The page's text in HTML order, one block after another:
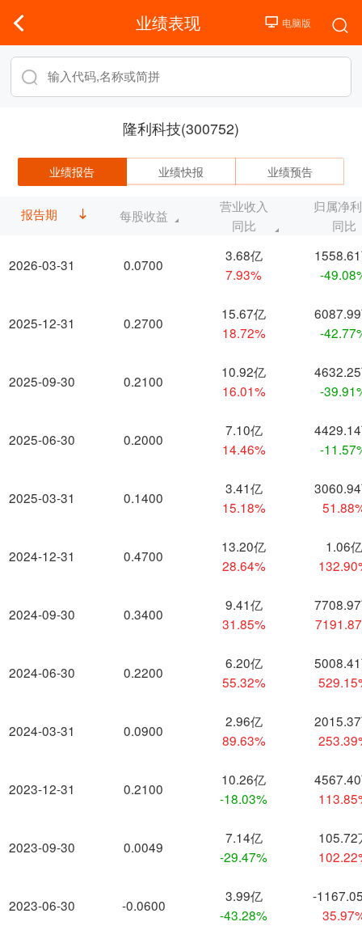
业绩表现
隆利科技(300752)
业绩报告 业绩快报 业绩预告
报告期
2026-03-31
2025-12-31
2025-09-30
2025-06-30
2025-03-31
2024-12-31
2024-09-30
2024-06-30
2024-03-31
2023-12-31
2023-09-30
2023-06-30
每股收益
营业收入
同比
归属净
同比
0.0700
3.68亿
7.93%
-
0.2700
15.67亿
18.72%
-
0.2100
10.92亿
16.01%
-
0.2000
7.10亿
14.46%
-
0.1400
3.41亿
15.18%
0.4700
13.20亿
28.64%
1.06亿
0.3400
9.41亿
31.85%
0.2200
6.20亿
55.32%
0.0900
2.96亿
89.63%
0.2100
10.26亿
-18.03%
0.0049
7.14亿
-29.47%
105.72
-0.0600
3.99亿
-43.28%
-